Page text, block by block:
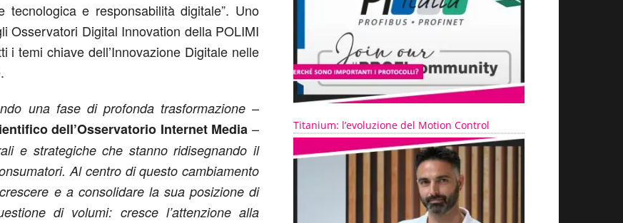
tecnologica e responsabilità digitale”. Uno
Osservatori Digital Innovation della POLIMI
i temi chiave dell’Innovazione Digitale nelle
una fase di profonda trasformazione–
dell’Osservatorio Internet Media –
e strategiche che stanno ridisegnando il
Al centro di questo cambiamento
e a consolidare la sua posizione di
di volumi: cresce l’attenzione alla
Titanium: l’evoluzione del Motion Control